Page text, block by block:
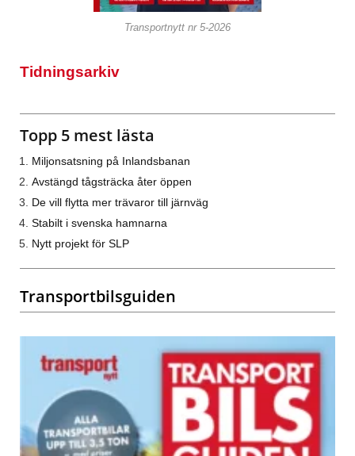
Transportnytt nr 5-2026
Tidningsarkiv
Topp 5 mest lästa
Miljonsatsning på Inlandsbanan
Avstängd tågsträcka åter öppen
De vill flytta mer trävaror till järnväg
Stabilt i svenska hamnarna
Nytt projekt för SLP
Transportbilsguiden